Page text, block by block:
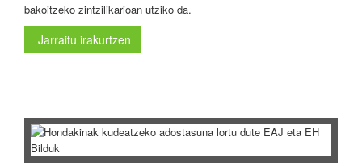
bakoitzeko zintzilikarioan utziko da.
Jarraitu irakurtzen